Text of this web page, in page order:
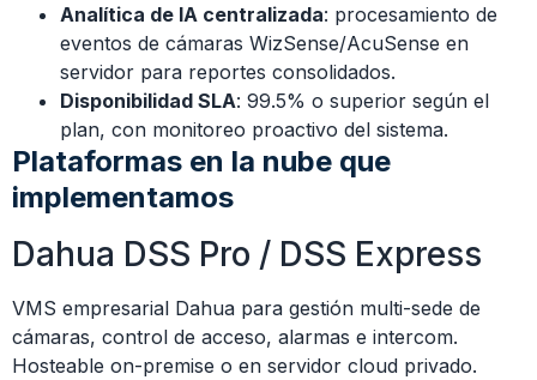
Analítica de IA centralizada: procesamiento de
eventos de cámaras WizSense/AcuSense en
servidor para reportes consolidados.
Disponibilidad SLA: 99.5% o superior según el
plan, con monitoreo proactivo del sistema.
Plataformas en la nube que
implementamos
Dahua DSS Pro / DSS Express
VMS empresarial Dahua para gestión multi-sede de
cámaras, control de acceso, alarmas e intercom.
Hosteable on-premise o en servidor cloud privado.